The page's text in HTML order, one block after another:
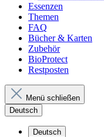
Essenzen
Themen
FAQ
Bücher & Karten
Zubehör
BioProtect
Restposten
Menü schließen
Deutsch
Deutsch